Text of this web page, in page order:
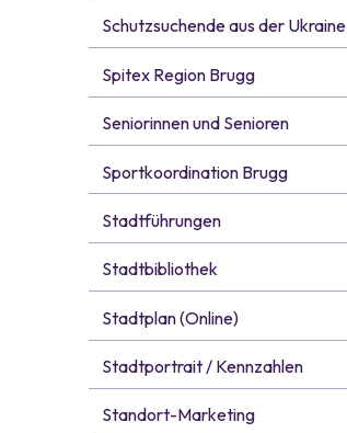
Schutzsuchende aus der Ukraine
Spitex Region Brugg
Seniorinnen und Senioren
Sportkoordination Brugg
Stadtführungen
Stadtbibliothek
Stadtplan (Online)
Stadtportrait / Kennzahlen
Standort-Marketing